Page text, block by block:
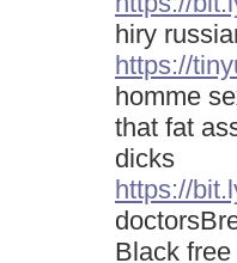
hiry
https://
homme
that fat
dicks
https://
Black